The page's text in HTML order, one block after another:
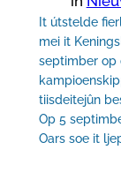
It útstelde
mei it
septimber op
tiisdeitejûn
Op 5
Oars soe it